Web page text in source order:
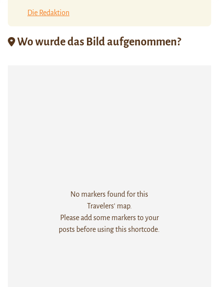
Die Redaktion
Wo wurde das Bild aufgenommen?
No markers found for this
Travelers' map.
Please add some markers to your
posts before using this shortcode.